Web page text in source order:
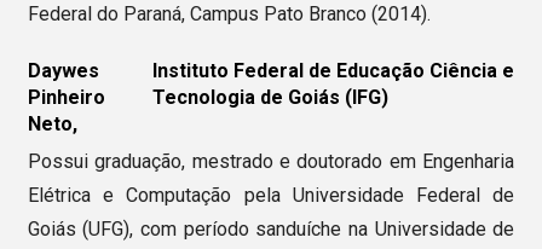
Federal do Paraná, Campus Pato Branco (2014).
Daywes
Pinheiro
Neto,
Instituto Federal de Educação Ciência e
Tecnologia de Goiás (IFG)
Possui graduação, mestrado e doutorado em Engenharia
Elétrica e Computação pela Universidade Federal de
Goiás (UFG), com período sanduíche na Universidade de